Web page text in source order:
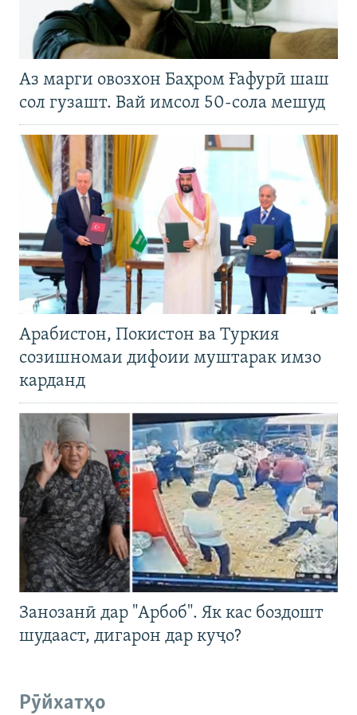
Аз марги овозхон Баҳром Ғафурӣ шаш
сол гузашт. Вай имсол 50-сола мешуд
Арабистон, Покистон ва Туркия
созишномаи дифоии муштарак имзо
карданд
Занозанӣ дар "Арбоб". Як кас боздошт
шудааст, дигарон дар куҷо?
Рӯйхатҳо